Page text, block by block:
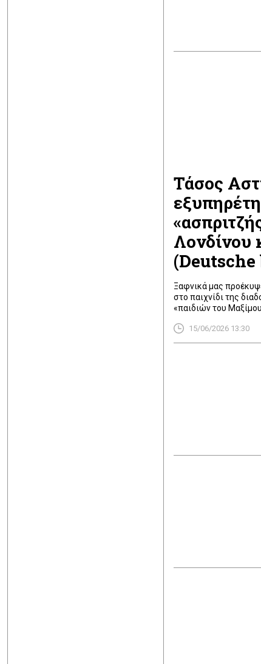
Τάσος
Λονδίνου
(Deutsche
παίκτες»!
Ξαφνικά μας
στο παιχνίδι της
«παιδιών του
ξεβάφει στις βουτιές
Κυκλάδων!
15/06/2026 13:30